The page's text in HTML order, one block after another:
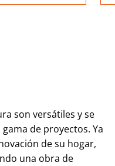
son versátiles y se
de proyectos. Ya
de su hogar,
una obra de